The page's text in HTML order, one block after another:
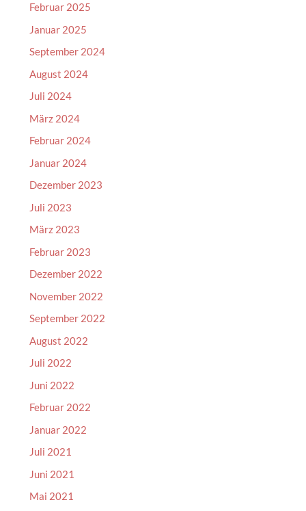
Februar 2025
Januar 2025
September 2024
August 2024
Juli 2024
März 2024
Februar 2024
Januar 2024
Dezember 2023
Juli 2023
März 2023
Februar 2023
Dezember 2022
November 2022
September 2022
August 2022
Juli 2022
Juni 2022
Februar 2022
Januar 2022
Juli 2021
Juni 2021
Mai 2021